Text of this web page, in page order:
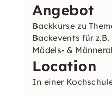
Angebot
Backkurse zu
Backevents für
Mädels- &
Location
In einer